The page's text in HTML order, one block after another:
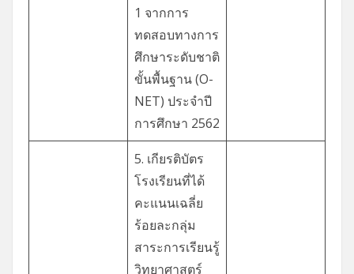
1 จากการ
ทดสอบทางการ
ศึกษาระดับชาติ
ขั้นพื้นฐาน (O-
NET) ประจำปี
การศึกษา 2562
5. เกียรติบัตร
โรงเรียนที่ได้
คะแนนเฉลี่ย
ร้อยละกลุ่ม
สาระการเรียนรู้
วิทยาศาสตร์